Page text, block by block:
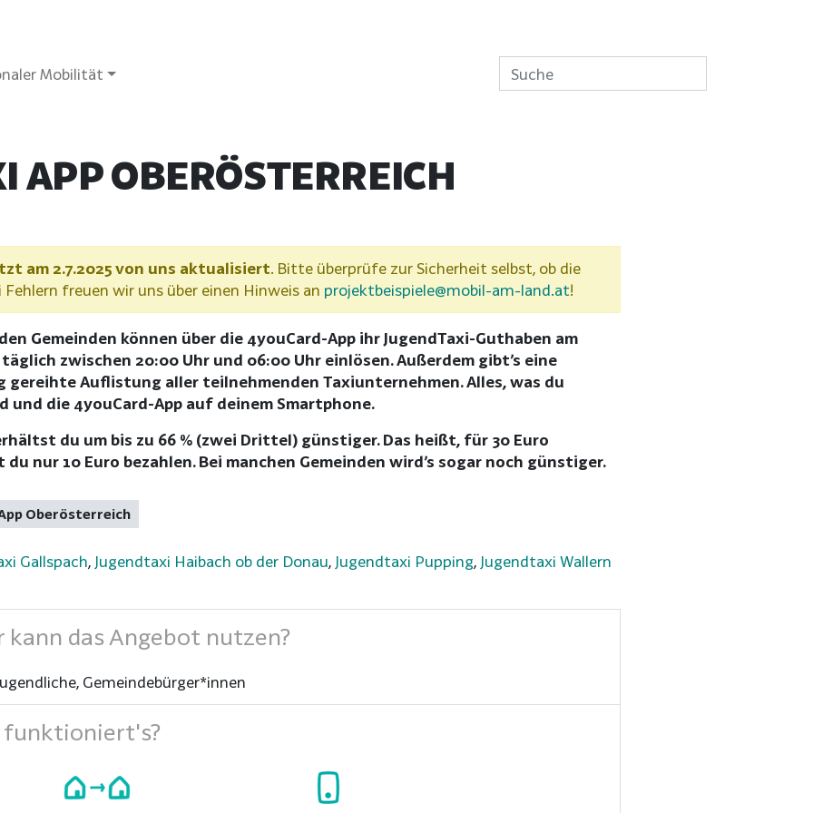
Mobilität
APP OBERÖSTERREICH
am 2.7.2025 von uns aktualisiert. Bitte überprüfe zur Sicherheit selbst, ob die
freuen wir uns über einen Hinweis an projektbeispiele@mobil-am-land.at!
Gemeinden können über die 4youCard-App ihr JugendTaxi-Guthaben am
zwischen 20:00 Uhr und 06:00 Uhr einlösen. Außerdem gibt’s eine
gereihte Auflistung aller teilnehmenden Taxiunternehmen. Alles, was du
und die 4youCard-App auf deinem Smartphone.
du um bis zu 66 % (zwei Drittel) günstiger. Das heißt, für 30 Euro
nur 10 Euro bezahlen. Bei manchen Gemeinden wird’s sogar noch günstiger.
Oberösterreich
Gallspach, Jugendtaxi Haibach ob der Donau, Jugendtaxi Pupping, Jugendtaxi Wallern
kann das Angebot nutzen?
Gemeindebürger*innen